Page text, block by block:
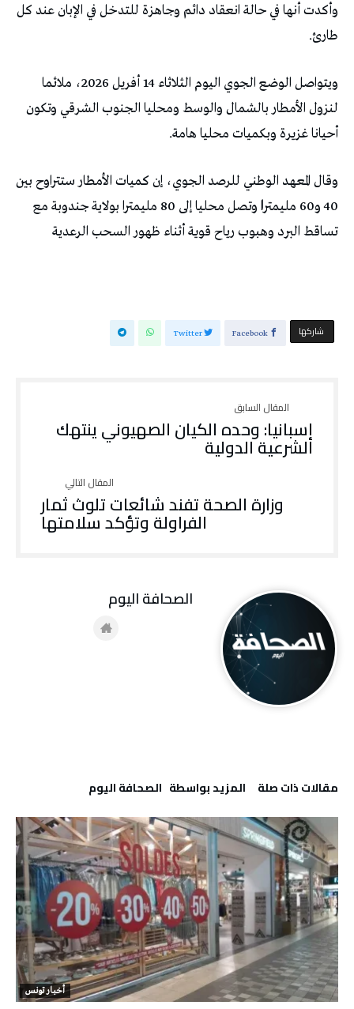
وأكدت أنها في حالة انعقاد دائم وجاهزة للتدخل في الإبان عند كل
طارئ.
ويتواصل الوضع الجوي اليوم الثلاثاء 14 أفريل 2026، ملائما
لنزول الأمطار بالشمال والوسط ومحليا الجنوب الشرقي وتكون
أحيانا غزيرة وبكميات محليا هامة.
وقال المعهد الوطني للرصد الجوي، إن كميات الأمطار ستتراوح بين
40 و60 مليمتر
ا
وتصل محليا إلى 80 مليمترا بولاية جندوبة مع
تساقط البرد وهبوب رياح قوية أثناء ظهور السحب الرعدية
‫‫ شاركها‬ Facebook
Twitter
إسبانيا: وحده الكيان الصهيوني ينتهك
الشرعية الدولية
وزارة الصحة تفند شائعات تلوث ثمار
الفراولة وتؤكد سلامتها
‫مقالات ذات صلة‬ ‫‫المزيد بواسطة‬ ‬ ‭ ‬الصحافة‭ ‬اليوم
أخبار تونس